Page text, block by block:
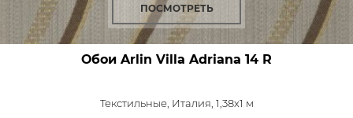
ПОСМОТРЕТЬ
Обои Arlin Villa Adriana 14 R
Текстильные, Италия, 1,38x1 м